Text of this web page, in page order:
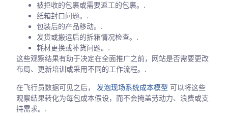
被拒收的包裹或需要返工的包裹。.
纸箱封口问题。.
包装后的产品移动。.
发货或搬运后的拆箱情况检查。.
耗材更换或补货问题。.
这些观察结果有助于决定在全面推广之前，网站是否需要更改
布局、更新培训或采用不同的工作流程。.
在飞行员数据可见之后， 发泡现场系统成本模型 可以将这些
观察结果转化为每包成本假设，而不会掩盖劳动力、浪费或支
持需求。.